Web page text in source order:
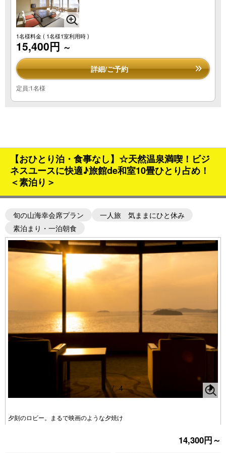
1名様料金( 1名様1室利用時 )
15,400円 ～
詳細/ご予約
定員:1名様
【おひとり泊・食事なし】☆天然温泉満喫！ビジ
ネスユースに快適♪旅館de和室10畳ひとり占め！
＜素泊り＞
旬の山海幸会席プラン
一人旅 気ままにひと休み
素泊まり・一泊朝食
Pr
e
夕刻のロビー。まるで映画のような夕焼け
N
1 / 4
14,300円～